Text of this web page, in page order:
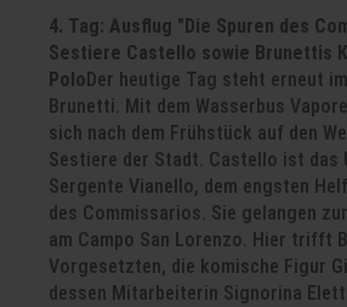
4. Tag: Ausflug "Die Spuren des
Sestiere Castello sowie Brunettis
PoloDer heutige Tag steht erneut
Brunetti. Mit dem Wasserbus
sich nach dem Frühstück auf den
Sestiere der Stadt. Castello ist das
Sergente Vianello, dem engsten
des Commissarios. Sie gelangen
am Campo San Lorenzo. Hier trifft
Vorgesetzten, die komische Figur
dessen Mitarbeiterin Signorina